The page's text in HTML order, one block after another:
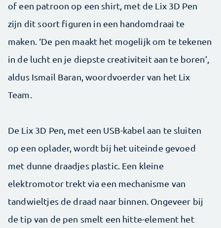
of een patroon op een shirt, met de Lix 3D Pen
zijn dit soort figuren in een handomdraai te
maken. ‘De pen maakt het mogelijk om te tekenen
in de lucht en je diepste creativiteit aan te boren’,
aldus Ismail Baran, woordvoerder van het Lix
Team.
De Lix 3D Pen, met een USB-kabel aan te sluiten
op een oplader, wordt bij het uiteinde gevoed
met dunne draadjes plastic. Een kleine
elektromotor trekt via een mechanisme van
tandwieltjes de draad naar binnen. Ongeveer bij
de tip van de pen smelt een hitte-element het